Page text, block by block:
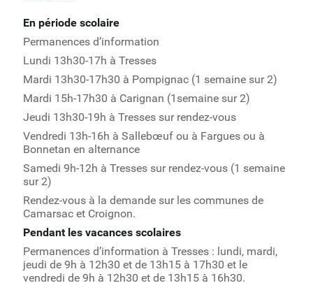
En période scolaire
Permanences d’information
Lundi 13h30-17h à Tresses
Mardi 13h30-17h30 à Pompignac (1 semaine sur 2)
Mardi 15h-17h30 à Carignan (1semaine sur 2)
Jeudi 13h30-19h à Tresses sur rendez-vous
Vendredi 13h-16h à Sallebœuf ou à Fargues ou à
Bonnetan en alternance
Samedi 9h-12h à Tresses sur rendez-vous (1 semaine
sur 2)
Rendez-vous à la demande sur les communes de
Camarsac et Croignon.
Pendant les vacances scolaires
Permanences d’information à Tresses : lundi, mardi,
jeudi de 9h à 12h30 et de 13h15 à 17h30 et le
vendredi de 9h à 12h30 et de 13h15 à 16h30.